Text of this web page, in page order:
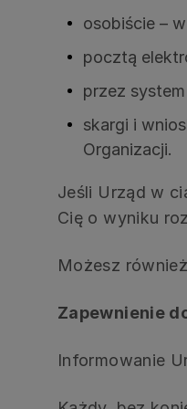
osobiście –
pocztą
przez
skargi i
Organizacji.
Jeśli Urząd w
Cię o wyniku
Możesz
Zapewnienie
Informowanie